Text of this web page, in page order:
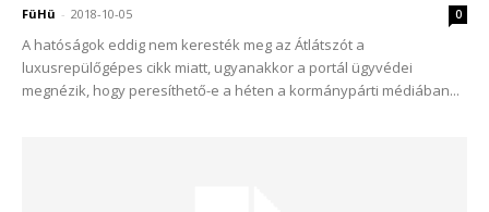
FüHü - 2018-10-05 0
A hatóságok eddig nem keresték meg az Átlátszót a
luxusrepülőgépes cikk miatt, ugyanakkor a portál ügyvédei
megnézik, hogy peresíthető-e a héten a kormánypárti médiában...